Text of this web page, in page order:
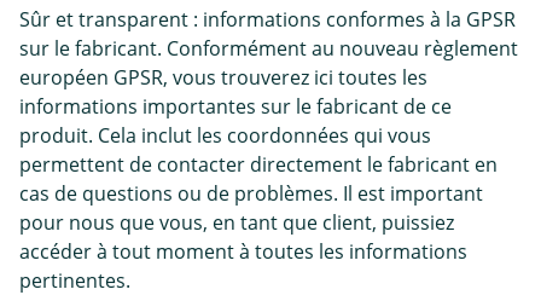
Sûr et transparent : informations conformes à la GPSR
sur le fabricant. Conformément au nouveau règlement
européen GPSR, vous trouverez ici toutes les
informations importantes sur le fabricant de ce
produit. Cela inclut les coordonnées qui vous
permettent de contacter directement le fabricant en
cas de questions ou de problèmes. Il est important
pour nous que vous, en tant que client, puissiez
accéder à tout moment à toutes les informations
pertinentes.